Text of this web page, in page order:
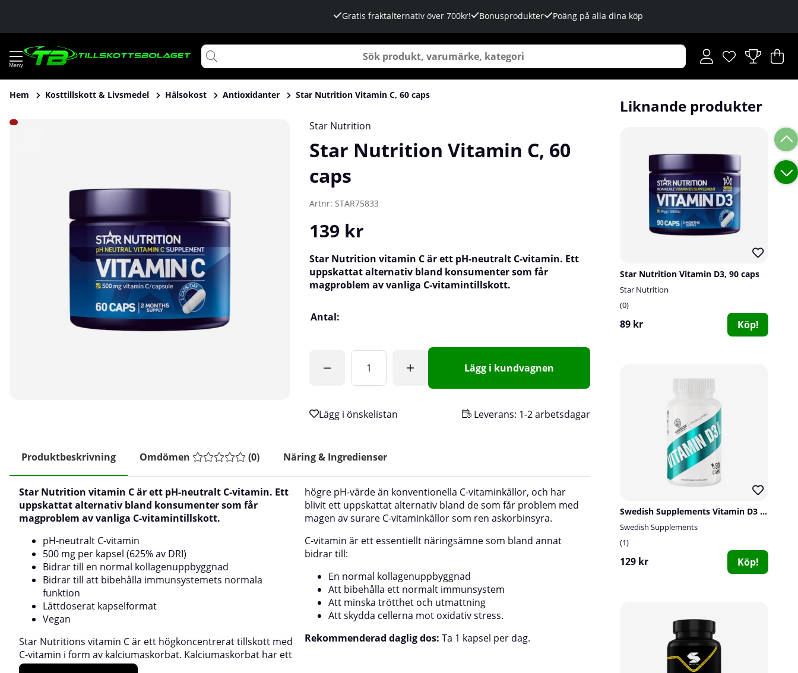
Gratis fraktalternativ över 700kr! Bonusprodukter Poäng på alla dina köp
Önskelista
Antal i
.
.
Hem Kosttillskott & Livsmedel Hälsokost Antioxidanter Star Nutrition Vitamin C, 60 caps
Produktbilder Star Nutrition Vitamin C, 60 caps Star Nutrition
Star Nutrition Vitamin C, 60
caps
Artnr: STAR75833
139 kr
Star Nutrition vitamin C är ett pH-neutralt C-vitamin. Ett
uppskattat alternativ bland konsumenter som får
magproblem av vanliga C-vitamintillskott.
Antal:
Lägg i kundvagnen
Leverans: 1-2 arbetsdagar
Liknande produkter
Star Nutrition Vitamin D3, 90 caps
Star Nutrition
0
89 kr Köp!
Swedish Supplements Vitamin D3 4000IU, 90 caps
Swedish Supplements
1
129 kr Köp!
Produktbeskrivning Omdömen (0) Näring & Ingredienser
Star Nutrition vitamin C är ett pH-neutralt C-vitamin. Ett
uppskattat alternativ bland konsumenter som får
magproblem av vanliga C-vitamintillskott.
pH-neutralt C-vitamin
500 mg per kapsel (625% av DRI)
Bidrar till en normal kollagenuppbyggnad
Bidrar till att bibehålla immunsystemets normala
funktion
Lättdoserat kapselformat
Vegan
Star Nutritions vitamin C är ett högkoncentrerat tillskott med
C-vitamin i form av kalciumaskorbat. Kalciumaskorbat har ett
högre pH-värde än konventionella C-vitaminkällor, och har
blivit ett uppskattat alternativ bland de som får problem med
magen av surare C-vitaminkällor som ren askorbinsyra.
C-vitamin är ett essentiellt näringsämne som bland annat
bidrar till:
En normal kollagenuppbyggnad
Att bibehålla ett normalt immunsystem
Att minska trötthet och utmattning
Att skydda cellerna mot oxidativ stress.
Rekommenderad daglig dos: Ta 1 kapsel per dag.
Detta är ett kosttillskott och
som ett alternativ till en varierad kost.
rekommenderade dagliga intaget. Förvaras
små barn.